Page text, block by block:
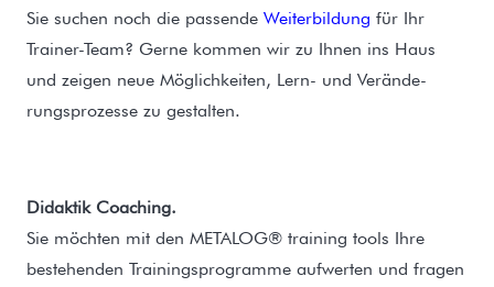
Sie suchen noch die passende Weiterbildung für Ihr
Trainer-Team? Gerne kommen wir zu Ihnen ins Haus
und zeigen neue Möglichkeiten, Lern- und Verände­
rungsprozesse zu gestalten.
Didaktik Coaching.
Sie möchten mit den METALOG® training tools Ihre
bestehenden Trainingsprogramme aufwerten und fragen